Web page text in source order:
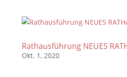
Rathausführung NEUES
Okt. 1, 2020